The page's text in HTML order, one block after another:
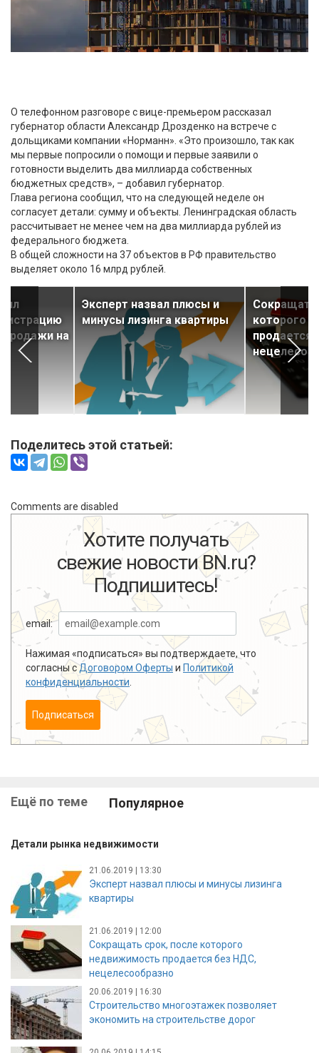
О телефонном разговоре с вице-премьером рассказал
губернатор области Александр Дрозденко на встрече с
дольщиками компании «Норманн». «Это произошло, так как
мы первые попросили о помощи и первые заявили о
готовности выделить два миллиарда собственных
бюджетных средств», – добавил губернатор.
Глава региона сообщил, что на следующей неделе он
согласует детали: сумму и объекты. Ленинградская область
рассчитывает не менее чем на два миллиарда рублей из
федерального бюджета.
В общей сложности на 37 объектов в РФ правительство
выделяет около 16 млрд рублей.
продажи на
Эксперт назвал плюсы и
минусы лизинга квартиры
Сокращать
которого
продается
Поделитесь этой статьей:
Comments are disabled
Хотите получать
свежие новости BN.ru?
Подпишитесь!
email:
Нажимая «подписаться» вы подтверждаете, что
согласны сДоговором Оферты и Политикой
конфиденциальности.
Подписаться
Ещё по теме Популярное
Детали рынка недвижимости
21.06.2019 | 13:30
Эксперт назвал плюсы и минусы лизинга
квартиры
21.06.2019 | 12:00
Сокращать срок, после которого
недвижимость продается без НДС,
нецелесообразно
20.06.2019 | 16:30
Строительство многоэтажек позволяет
экономить на строительстве дорог